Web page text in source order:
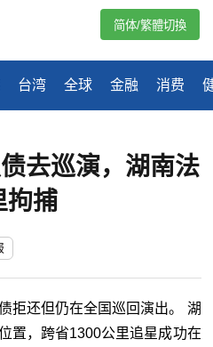
台湾 全球 金融 消费
简体/繁體切換
去巡演，湖南法
拘捕
拒还但仍在全国巡回演出。 湖
置，跨省1300公里追星成功在